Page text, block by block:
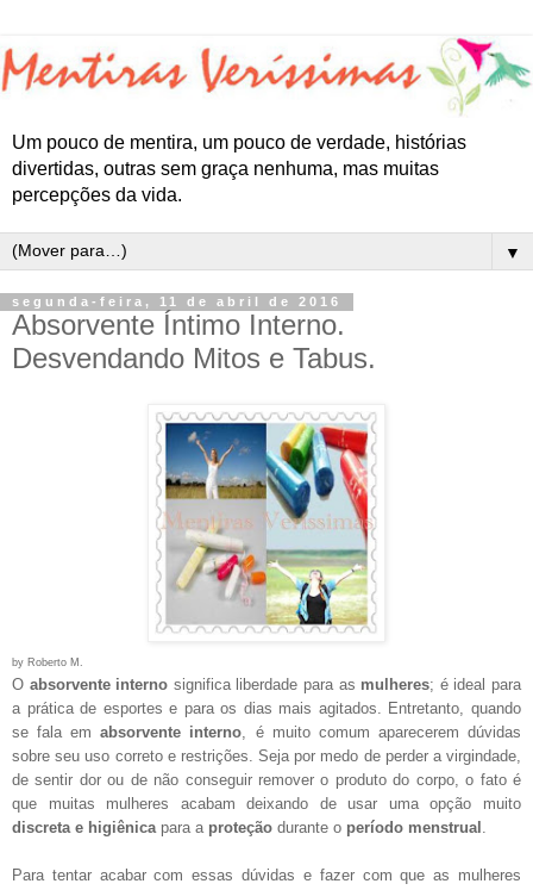
Um pouco de mentira, um pouco de verdade, histórias
divertidas, outras sem graça nenhuma, mas muitas
percepções da vida.
▼
segunda-feira, 11 de abril de 2016
Absorvente Íntimo Interno.
Desvendando Mitos e Tabus.
by Roberto M.
O absorvente interno significa liberdade para as mulheres; é ideal para
a prática de esportes e para os dias mais agitados. Entretanto, quando
se fala emabsorvente interno, é muito comum aparecerem dúvidas
sobre seu uso correto e restrições. Seja por medo de perder a virgindade,
de sentir dor ou de não conseguir remover o produto do corpo, o fato é
que muitas mulheres acabam deixando de usar uma opção muito
discreta e higiênicapara a proteção durante o período menstrual .
Para tentar acabar com essas dúvidas e fazer com que as mulheres